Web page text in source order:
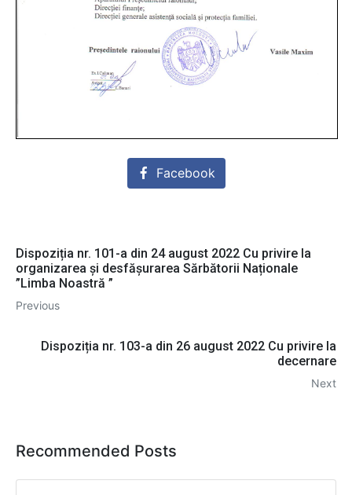
Facebook
Dispoziția nr. 101-a din 24 august 2022 Сu privire la
organizarea şi desfășurarea Sărbătorii Naționale
”Limba Noastră ”
Previous
Dispoziția nr. 103-a din 26 august 2022 Cu privire la
decernare
Next
Recommended Posts